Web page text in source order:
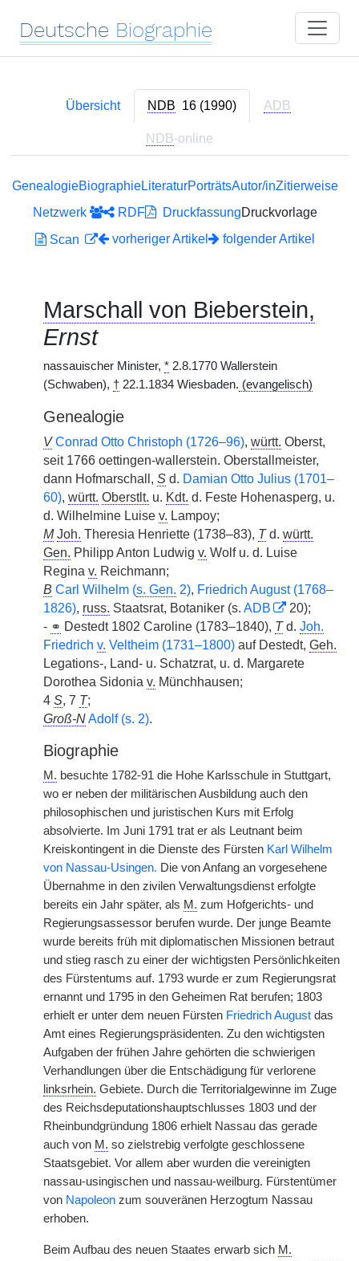
Deutsche Biographie
Übersicht NDB 16 (1990) ADB
NDB-online
GenealogieBiographieLiteraturPorträtsAutor/inZitierweise
Netzwerk
RDF DruckfassungDruckvorlage
Scan
vorheriger Artikel folgender Artikel
Marschall von Bieberstein,
Ernst
nassauischer Minister, * 2.8.1770 Wallerstein
(Schwaben), † 22.1.1834 Wiesbaden. (evangelisch)
Genealogie
V Conrad Otto Christoph (1726–96), württ. Oberst,
seit 1766 oettingen-wallerstein. Oberstallmeister,
dann Hofmarschall, S d. Damian Otto Julius (1701–
60), württ. Oberstlt. u. Kdt. d. Feste Hohenasperg, u.
d. Wilhelmine Luise v. Lampoy;
M Joh. Theresia Henriette (1738–83), Td. württ.
Gen. Philipp Anton Ludwig v. Wolf u. d. Luise
Regina v. Reichmann;
B Carl Wilhelm (s. Gen. 2), Friedrich August (1768–
1826), russ. Staatsrat, Botaniker (s. ADB
20);
- ⚭ Destedt 1802 Caroline (1783–1840), Td. Joh.
Friedrich v. Veltheim (1731–1800) auf Destedt, Geh.
Legations-, Land- u. Schatzrat, u. d. Margarete
Dorothea Sidonia v. Münchhausen;
4 S, 7 T;
Groß-NAdolf (s. 2).
Biographie
M. besuchte 1782-91 die Hohe Karlsschule in Stuttgart,
wo er neben der militärischen Ausbildung auch den
philosophischen und juristischen Kurs mit Erfolg
absolvierte. Im Juni 1791 trat er als Leutnant beim
Kreiskontingent in die Dienste des Fürsten Karl Wilhelm
von Nassau-Usingen. Die von Anfang an vorgesehene
Übernahme in den zivilen Verwaltungsdienst erfolgte
bereits ein Jahr später, als M. zum Hofgerichts- und
Regierungsassessor berufen wurde. Der junge Beamte
wurde bereits früh mit diplomatischen Missionen betraut
und stieg rasch zu einer der wichtigsten Persönlichkeiten
des Fürstentums auf. 1793 wurde er zum Regierungsrat
ernannt und 1795 in den Geheimen Rat berufen; 1803
erhielt er unter dem neuen Fürsten Friedrich August das
Amt eines Regierungspräsidenten. Zu den wichtigsten
Aufgaben der frühen Jahre gehörten die schwierigen
Verhandlungen über die Entschädigung für verlorene
linksrhein. Gebiete. Durch die Territorialgewinne im Zuge
des Reichsdeputationshauptschlusses 1803 und der
Rheinbundgründung 1806 erhielt Nassau das gerade
auch von M. so zielstrebig verfolgte geschlossene
Staatsgebiet. Vor allem aber wurden die vereinigten
nassau-usingischen und nassau-weilburg. Fürstentümer
von Napoleon zum souveränen Herzogtum Nassau
erhoben.
Beim Aufbau des neuen Staates erwarb sich M.